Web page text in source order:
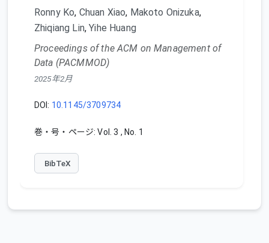
Ronny Ko, Chuan Xiao, Makoto Onizuka,
Zhiqiang Lin,Yihe Huang
Proceedings of the ACM on Management of
Data (PACMMOD)
2025年2月
DOI: 10.1145/3709734
巻・号・ページ: Vol. 3 , No. 1
BibTeX